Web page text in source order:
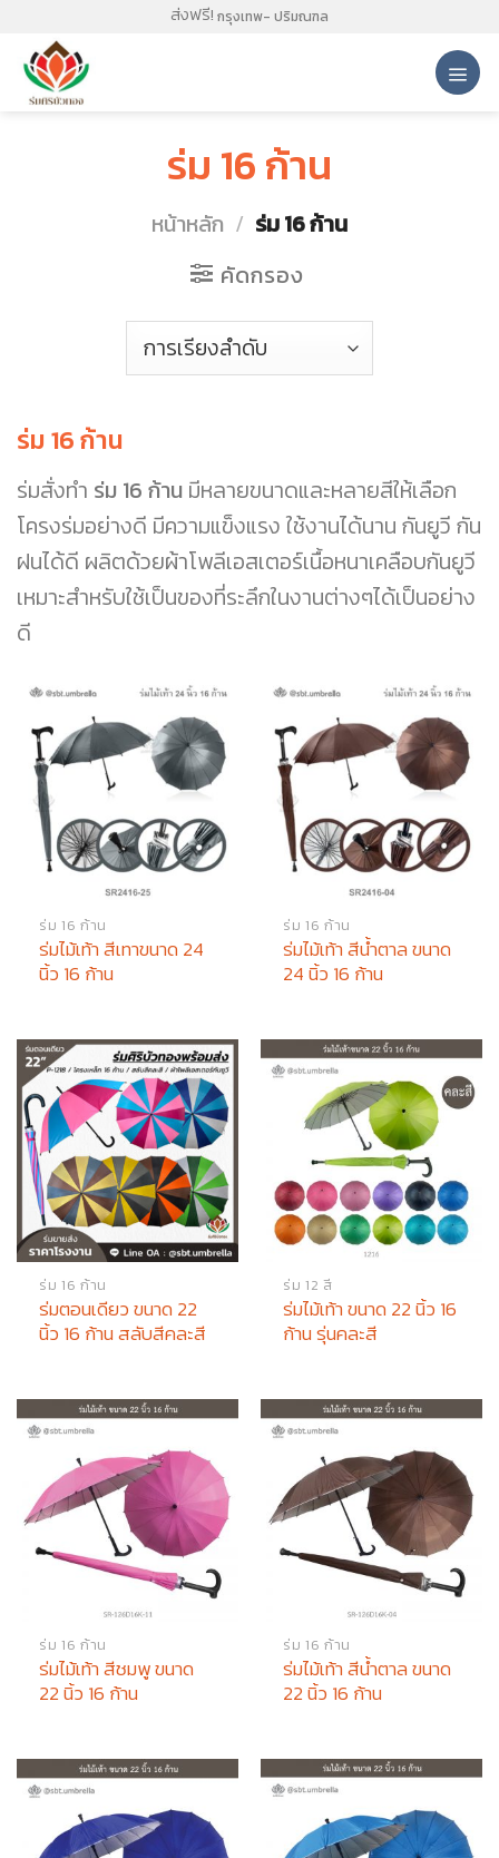
content
ส่งฟรี! กรุงเทพ- ปริมณฑล
ร่ม 16 ก้าน
หน้าหลัก / ร่ม 16 ก้าน
คัดกรอง
ร่ม 16 ก้าน
ร่มสั่งทำ ร่ม 16 ก้าน มีหลายขนาดและหลายสีให้เลือก
โครงร่มอย่างดี มีความแข็งแรง ใช้งานได้นาน กันยูวี กัน
ฝนได้ดี ผลิตด้วยผ้าโพลีเอสเตอร์เนื้อหนาเคลือบกันยูวี
เหมาะสำหรับใช้เป็นของที่ระลึกในงานต่างๆได้เป็นอย่าง
ดี
ร่ม 16 ก้าน
ร่มไม้เท้า สีเทาขนาด 24
นิ้ว 16 ก้าน
ร่ม 16 ก้าน
ร่มไม้เท้า สีน้ำตาล ขนาด
24 นิ้ว 16 ก้าน
ร่ม 16 ก้าน
ร่มตอนเดียว ขนาด 22
นิ้ว 16 ก้าน สลับสีคละสี
ร่ม 12 สี
ร่มไม้เท้า ขนาด 22 นิ้ว 16
ก้าน รุ่นคละสี
ร่ม 16 ก้าน
ร่มไม้เท้า สีชมพู ขนาด
22 นิ้ว 16 ก้าน
ร่ม 16 ก้าน
ร่มไม้เท้า สีน้ำตาล ขนาด
22 นิ้ว 16 ก้าน